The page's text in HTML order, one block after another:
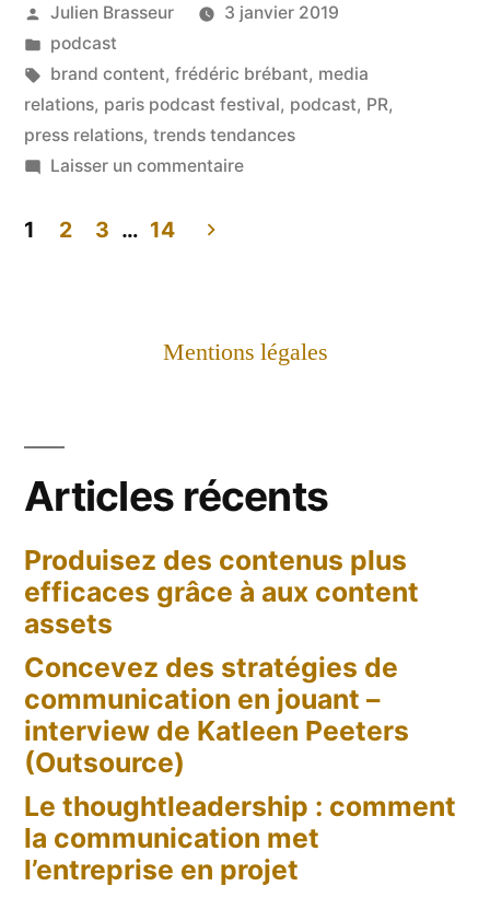
Podcast
pour
les
marques »
Publié
par
Julien Brasseur
3 janvier 2019
Publié
dans
podcast
Étiquettes :
brand content, frédéric brébant, media
relations, paris podcast festival, podcast, PR,
press relations, trends tendances
Laisser un commentairesur
les
publications
1 2 3 … 14
Mentions légales
Articles récents
Produisez des contenus plus
efficaces grâce à aux content
assets
Concevez des stratégies de
communication en jouant –
interview de Katleen Peeters
(Outsource)
Le thoughtleadership : comment
la communication met
l’entreprise en projet